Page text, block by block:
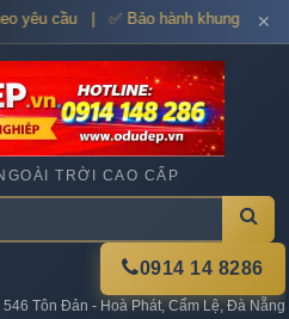
yêu cầu | ✅ Bảo hành khung ✕
TRỜI CAO CẤP
0914 14 8286
Tôn Đản - Hoà Phát, Cẩm Lệ, Đà Nẵng